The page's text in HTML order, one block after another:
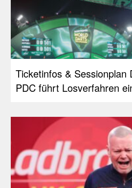
Ticketinfos & Sessionplan
PDC führt Losverfahren